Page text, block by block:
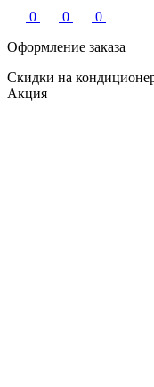
0 0
0
Оформление заказа
Скидки на
Акция